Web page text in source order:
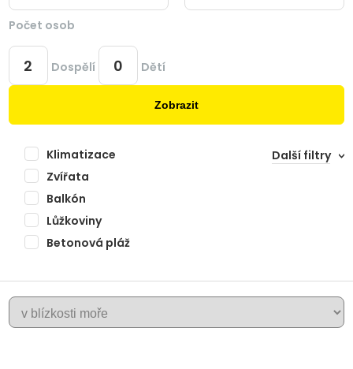
Počet osob
Dospělí Dětí
Zobrazit
Klimatizace
Zvířata
Balkón
Lůžkoviny
Betonová pláž
Další filtry